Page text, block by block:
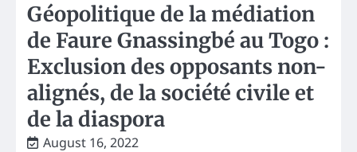
Géopolitique de la médiation
de Faure Gnassingbé au Togo :
Exclusion des opposants non-
alignés, de la société civile et
de la diaspora
August 16, 2022